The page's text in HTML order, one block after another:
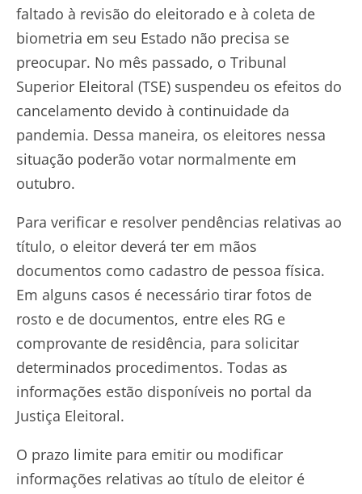
faltado à revisão do eleitorado e à coleta de
biometria em seu Estado não precisa se
preocupar. No mês passado, o Tribunal
Superior Eleitoral (TSE) suspendeu os efeitos do
cancelamento devido à continuidade da
pandemia. Dessa maneira, os eleitores nessa
situação poderão votar normalmente em
outubro.
Para verificar e resolver pendências relativas ao
título, o eleitor deverá ter em mãos
documentos como cadastro de pessoa física.
Em alguns casos é necessário tirar fotos de
rosto e de documentos, entre eles RG e
comprovante de residência, para solicitar
determinados procedimentos. Todas as
informações estão disponíveis no portal da
Justiça Eleitoral.
O prazo limite para emitir ou modificar
informações relativas ao título de eleitor é